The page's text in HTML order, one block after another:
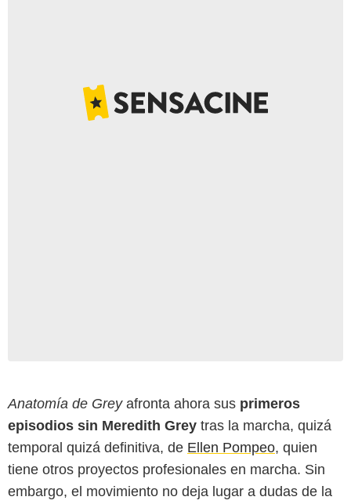
Anatomía de Grey afronta ahora sus primeros
episodios sin Meredith Grey tras la marcha, quizá
temporal quizá definitiva, de Ellen Pompeo, quien
tiene otros proyectos profesionales en marcha. Sin
embargo, el movimiento no deja lugar a dudas de la